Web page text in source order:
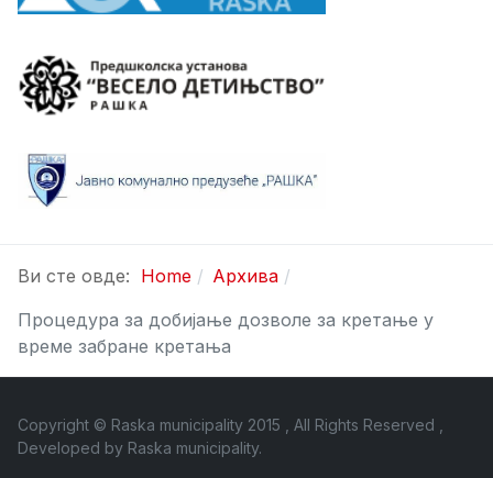
Ви сте овде: Home
Архива
Процедура за добијање дозволе за кретање у
време забране кретања
Copyright © Raska municipality 2015 , All Rights Reserved ,
Developed by Raska municipality.